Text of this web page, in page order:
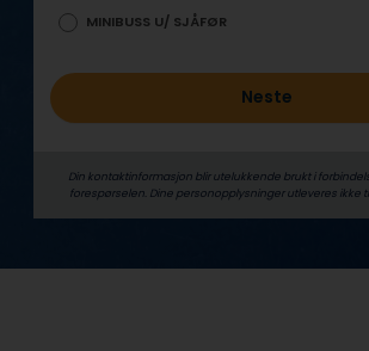
MINIBUSS U/ SJÅFØR
Neste
Din kontaktinformasjon blir utelukkende brukt i
forespørselen. Dine person­­opplysninger utleveres ikke